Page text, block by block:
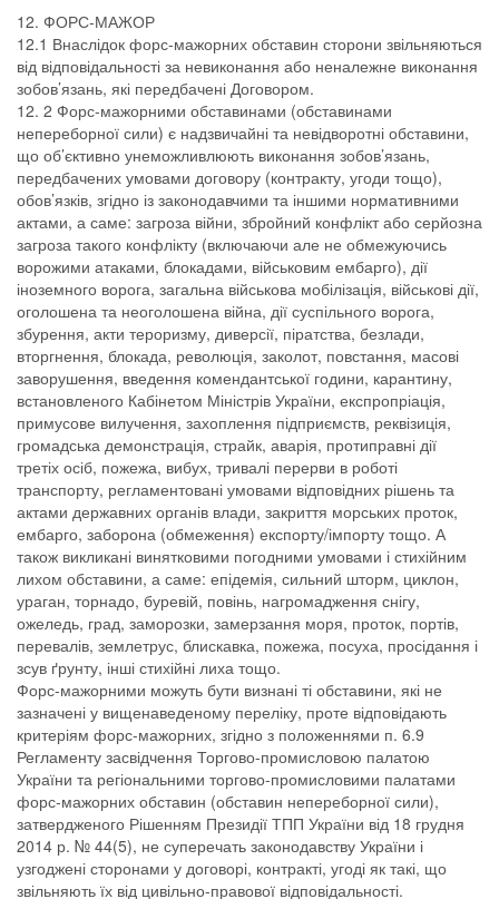
12. ФОРС-МАЖОР
12.1 Внаслідок форс-мажорних обставин сторони звільняються
від відповідальності за невиконання або неналежне виконання
зобов’язань, які передбачені Договором.
12. 2 Форс-мажорними обставинами (обставинами
непереборної сили) є надзвичайні та невідворотні обставини,
що об’єктивно унеможливлюють виконання зобов’язань,
передбачених умовами договору (контракту, угоди тощо),
обов’язків, згідно із законодавчими та іншими нормативними
актами, а саме: загроза війни, збройний конфлікт або серйозна
загроза такого конфлікту (включаючи але не обмежуючись
ворожими атаками, блокадами, військовим ембарго), дії
іноземного ворога, загальна військова мобілізація, військові дії,
оголошена та неоголошена війна, дії суспільного ворога,
збурення, акти тероризму, диверсії, піратства, безлади,
вторгнення, блокада, революція, заколот, повстання, масові
заворушення, введення комендантської години, карантину,
встановленого Кабінетом Міністрів України, експропріація,
примусове вилучення, захоплення підприємств, реквізиція,
громадська демонстрація, страйк, аварія, протиправні дії
третіх осіб, пожежа, вибух, тривалі перерви в роботі
транспорту, регламентовані умовами відповідних рішень та
актами державних органів влади, закриття морських проток,
ембарго, заборона (обмеження) експорту/імпорту тощо. А
також викликані винятковими погодними умовами і стихійним
лихом обставини, а саме: епідемія, сильний шторм, циклон,
ураган, торнадо, буревій, повінь, нагромадження снігу,
ожеледь, град, заморозки, замерзання моря, проток, портів,
перевалів, землетрус, блискавка, пожежа, посуха, просідання і
зсув ґрунту, інші стихійні лиха тощо.
Форс-мажорними можуть бути визнані ті обставини, які не
зазначені у вищенаведеному переліку, проте відповідають
критеріям форс-мажорних, згідно з положеннями п. 6.9
Регламенту засвідчення Торгово-промисловою палатою
України та регіональними торгово-промисловими палатами
форс-мажорних обставин (обставин непереборної сили),
затвердженого Рішенням Президії ТПП України від 18 грудня
2014 р. № 44(5), не суперечать законодавству України і
узгоджені сторонами у договорі, контракті, угоді як такі, що
звільняють їх від цивільно-правової відповідальності.